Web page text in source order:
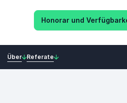
Honorar und
Über Referate